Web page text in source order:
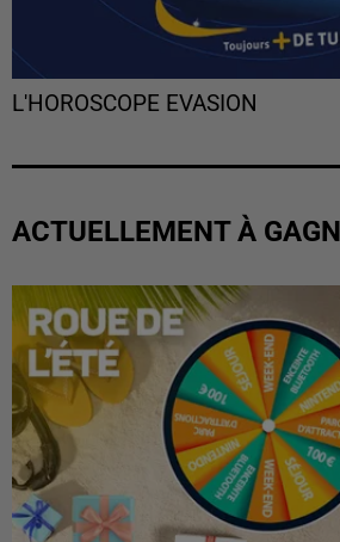
L'HOROSCOPE EVASION
ACTUELLEMENT À